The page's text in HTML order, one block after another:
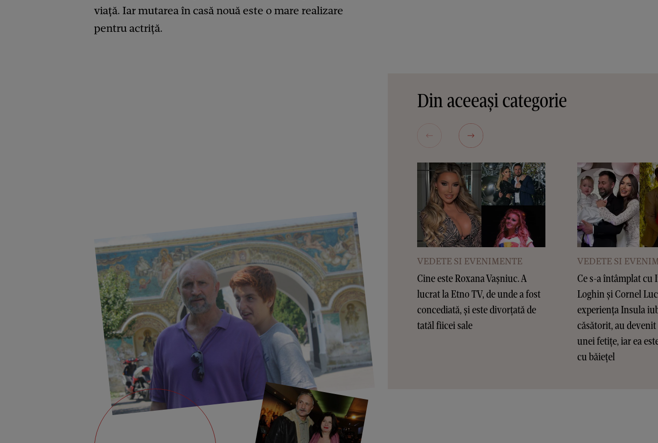
viață. Iar mutarea în casă nouă este o mare realizare
pentru actriță.
Din aceeași categorie
VEDETE SI EVENIMENTE
Cine este Roxana Vașniuc. A
lucrat la Etno TV, de unde a fost
concediată, și este divorțată de
tatăl fiicei sale
VEDETE SI
Ce s-a întâmplat cu
Loghin și Cornel
experiența Insula
căsătorit, au
unei fetițe, iar ea
cu băiețel